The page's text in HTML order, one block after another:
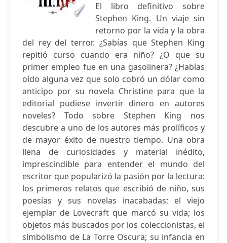
El libro definitivo sobre
Stephen King. Un viaje sin
retorno por la vida y la obra
del rey del terror. ¿Sabías que Stephen King
repitió curso cuando era niño? ¿O que su
primer empleo fue en una gasolinera? ¿Habías
oído alguna vez que solo cobró un dólar como
anticipo por su novela Christine para que la
editorial pudiese invertir dinero en autores
noveles? Todo sobre Stephen King nos
descubre a uno de los autores más prolíficos y
de mayor éxito de nuestro tiempo. Una obra
llena de curiosidades y material inédito,
imprescindible para entender el mundo del
escritor que popularizó la pasión por la lectura:
los primeros relatos que escribió de niño, sus
poesías y sus novelas inacabadas; el viejo
ejemplar de Lovecraft que marcó su vida; los
objetos más buscados por los coleccionistas, el
simbolismo de La Torre Oscura; su infancia en